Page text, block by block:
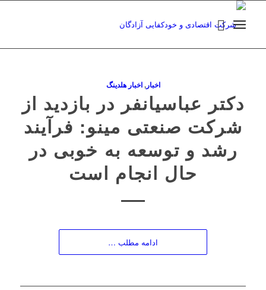
اخبار,اخبار هلدینگ
دکتر عباسیانفر در بازدید از
شرکت صنعتی مینو: فرآیند
رشد و توسعه به خوبی در
حال انجام است
ادامه مطلب …